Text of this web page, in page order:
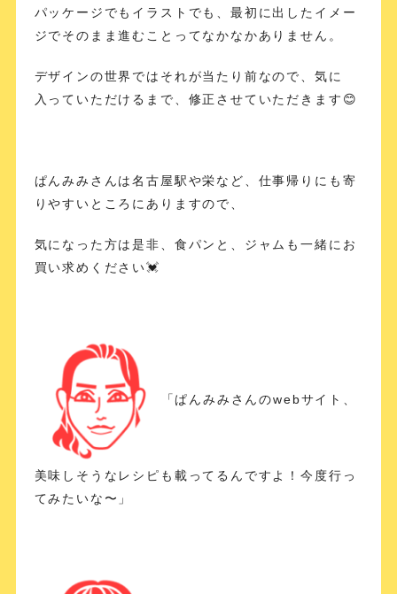
パッケージでもイラストでも、最初に出したイメー
ジでそのまま進むことってなかなかありません。
デザインの世界ではそれが当たり前なので、気に
入っていただけるまで、修正させていただきます😊
ぱんみみさんは名古屋駅や栄など、仕事帰りにも寄
りやすいところにありますので、
気になった方は是非、食パンと、ジャムも一緒にお
買い求めください💓
「ぱんみみさんのwebサイト、
美味しそうなレシピも載ってるんですよ！今度行っ
てみたいな〜」